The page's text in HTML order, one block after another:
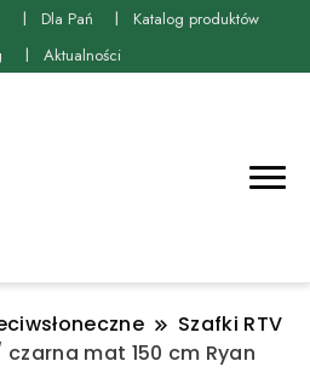
Dla Pań
Katalog produktów
Aktualności
Szafki RTV
czarna mat 150 cm Ryan